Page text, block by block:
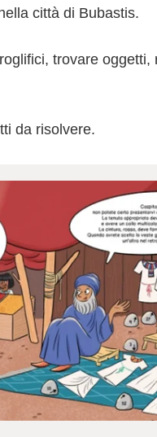
città di Bubastis.
trovare
da risolvere.